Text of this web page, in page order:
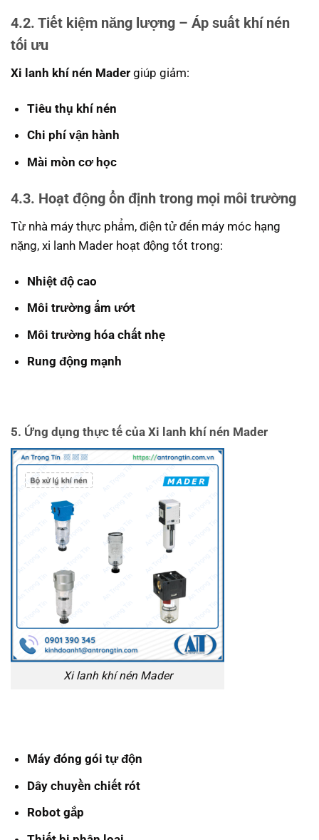
4.2. Tiết kiệm năng lượng – Áp suất khí nén
tối ưu
Xi lanh khí nén Mader giúp giảm:
Tiêu thụ khí nén
Chi phí vận hành
Mài mòn cơ học
4.3. Hoạt động ổn định trong mọi môi trường
Từ nhà máy thực phẩm, điện tử đến máy móc hạng
nặng, xi lanh Mader hoạt động tốt trong:
Nhiệt độ cao
Môi trường ẩm ướt
Môi trường hóa chất nhẹ
Rung động mạnh
5. Ứng dụng thực tế của Xi lanh khí nén Mader
Xi lanh khí nén Mader
Máy đóng gói tự độn
Dây chuyền chiết rót
Robot gắp